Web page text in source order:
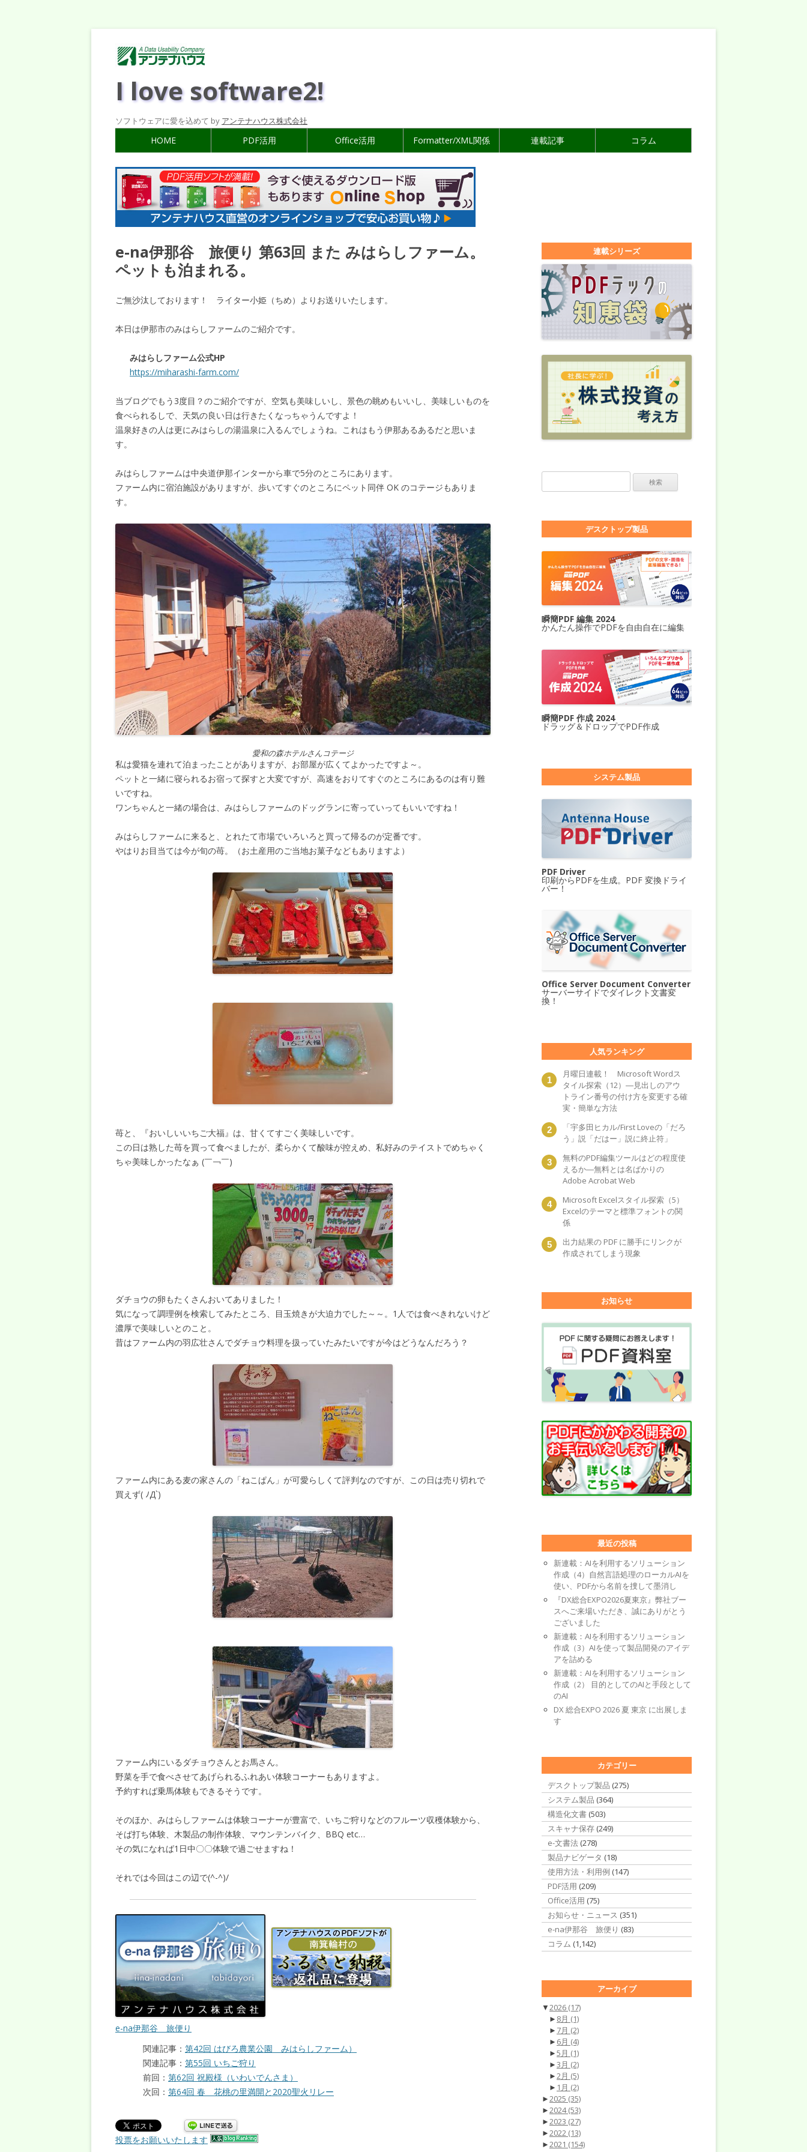
I love software2!
ソフトウェアに愛を込めて by アンテナハウス株式会社
HOME PDF活用 Office活用 Formatter/XML関係 連載記事 コラム
e-na伊那谷 旅便り 第63回 また みはらしファーム。
ペットも泊まれる。
ご無沙汰しております！ ライター小姫（ちめ）よりお送りいたします。
本日は伊那市のみはらしファームのご紹介です。
みはらしファーム公式HP
https://miharashi-farm.com/
当ブログでもう3度目？のご紹介ですが、空気も美味しいし、景色の眺めもいいし、美味しいものを
食べられるしで、天気の良い日は行きたくなっちゃうんですよ！
温泉好きの人は更にみはらしの湯温泉に入るんでしょうね。これはもう伊那あるあるだと思いま
す。
みはらしファームは中央道伊那インターから車で5分のところにあります。
ファーム内に宿泊施設がありますが、歩いてすぐのところにペット同伴 OK のコテージもありま
す。
愛和の森ホテルさんコテージ
私は愛猫を連れて泊まったことがありますが、お部屋が広くてよかったですよ～。
ペットと一緒に寝られるお宿って探すと大変ですが、高速をおりてすぐのところにあるのは有り難
いですね。
ワンちゃんと一緒の場合は、みはらしファームのドッグランに寄っていってもいいですね！
みはらしファームに来ると、とれたて市場でいろいろと買って帰るのが定番です。
やはりお目当ては今が旬の苺。（お土産用のご当地お菓子などもありますよ）
苺と、『おいしいいちご大福』は、甘くてすごく美味しいです。
この日は熟した苺を買って食べましたが、柔らかくて酸味が控えめ、私好みのテイストでめちゃく
ちゃ美味しかったなぁ (￣￢￣)
ダチョウの卵もたくさんおいてありました！
気になって調理例を検索してみたところ、目玉焼きが大迫力でした～～。1人では食べきれないけど
濃厚で美味しいとのこと。
昔はファーム内の羽広壮さんでダチョウ料理を扱っていたみたいですが今はどうなんだろう？
ファーム内にある麦の家さんの「ねこぱん」が可愛らしくて評判なのですが、この日は売り切れで
買えず( ﾉД`)
ファーム内にいるダチョウさんとお馬さん。
野菜を手で食べさせてあげられるふれあい体験コーナーもありますよ。
予約すれば乗馬体験もできるそうです。
そのほか、みはらしファームは体験コーナーが豊富で、いちご狩りなどのフルーツ収穫体験から、
そば打ち体験、木製品の制作体験、マウンテンバイク、BBQ etc…
その気になれば1日中〇〇体験で過ごせますね！
それでは今回はこの辺で(^-^)/
e-na伊那谷 旅便り
関連記事： 第42回 はびろ農業公園 みはらしファーム）
関連記事： 第55回 いちご狩り
前回： 第62回 祝殿様（いわいでんさま）
次回： 第64回 春 花桃の里満開と2020聖火リレー
投票をお願いいたします
連載シリーズ
デスクトップ製品
瞬簡PDF 編集 2024
かんたん操作でPDFを自由自在に編集
瞬簡PDF 作成 2024
ドラッグ＆ドロップでPDF作成
システム製品
PDF Driver
印刷からPDFを生成。PDF 変換ドライ
バー！
Office Server Document Converter
サーバーサイドでダイレクト文書変
換！
人気ランキング
月曜日連載！ Microsoft Wordス
タイル探索（12）―見出しのアウ
トライン番号の付け方を変更する確
実・簡単な方法
「宇多田ヒカル/First Loveの「だろ
う」説「だはー」説に終止符」
無料のPDF編集ツールはどの程度使
えるか―無料とは名ばかりの
Adobe Acrobat Web
Microsoft Excelスタイル探索（5）
Excelのテーマと標準フォントの関
係
出力結果の PDF に勝手にリンクが
作成されてしまう現象
お知らせ
最近の投稿
新連載：AIを利用するソリューション
作成（4）自然言語処理のローカルAIを
使い、PDFから名前を捜して墨消し
『DX総合EXPO2026夏東京』弊社ブー
スへご来場いただき、誠にありがとう
ございました
新連載：AIを利用するソリューション
作成（3）AIを使って製品開発のアイデ
アを詰める
新連載：AIを利用するソリューション
作成（2） 目的としてのAIと手段として
のAI
DX 総合EXPO 2026 夏 東京 に出展しま
す
カテゴリー
デスクトップ製品 (275)
システム製品 (364)
構造化文書 (503)
スキャナ保存 (249)
e-文書法 (278)
製品ナビゲータ (18)
使用方法・利用例 (147)
PDF活用 (209)
Office活用 (75)
お知らせ・ニュース (351)
e-na伊那谷 旅便り (83)
コラム (1,142)
アーカイブ
▼2026 (17)
► 8月 (1)
► 7月 (2)
► 6月 (4)
►5月 (1)
►3月 (2)
►2月 (5)
► 1月 (2)
►2025 (35)
►2024(53)
►2023 (27)
►2022 (13)
►2021 (154)